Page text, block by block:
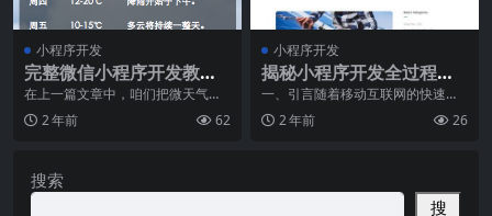
小程序开发
完整微信小程序开发教程
实例详解：微天气
《下》：应用层，UI
层......
在上一篇文章中，咱们把微天气的
数据层的逻辑搭建完成了。这次我
们来构建这个小程序的
2 年前 62
小程序开发
揭秘小程序开发全过程，
实用解决方案揭晓
一、引言随着移动互联网的快速发
展，小程序作为一种新型的应用形
态，已经逐渐成为人们
2 年前 26
搜索
搜